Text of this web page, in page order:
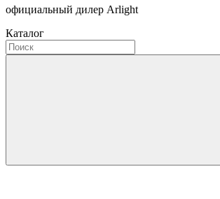
официальный дилер Arlight
Каталог